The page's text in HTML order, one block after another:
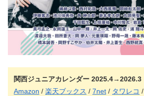
関西ジュニアカレンダー 2025.4→2026.3
Amazon / 楽天ブックス / 7net / タワレコ /